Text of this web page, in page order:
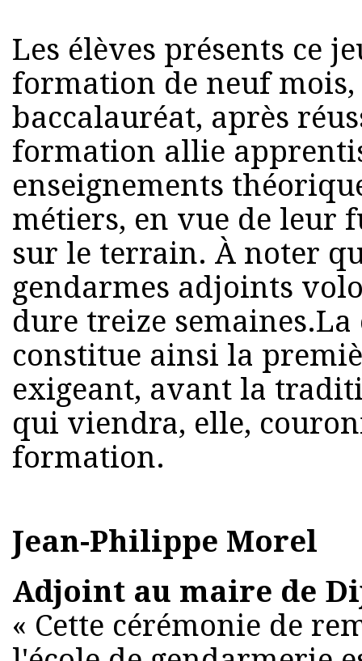
Les élèves présents ce
formation de neuf
baccalauréat, après
formation allie
enseignements
métiers, en vue de leur
sur le terrain. À noter
gendarmes adjoints
dure treize
constitue ainsi la
exigeant, avant la
qui viendra, elle,
formation.
Jean-Philippe Morel
Adjoint au maire de
« Cette cérémonie de